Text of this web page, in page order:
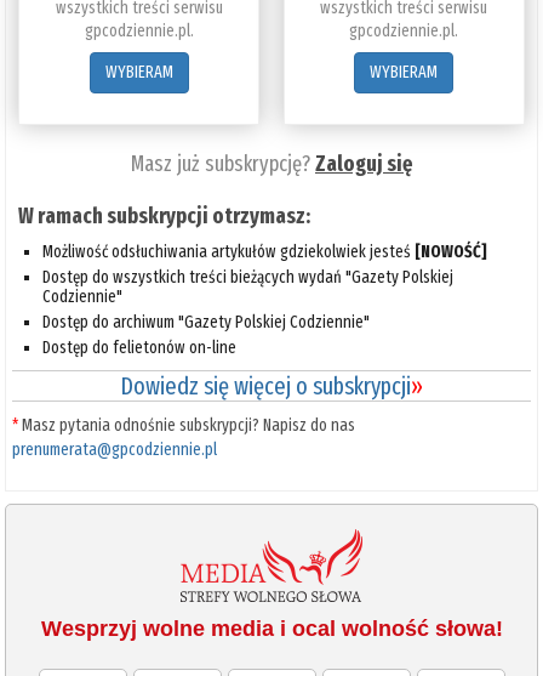
wszystkich treści serwisu
gpcodziennie.pl.
WYBIERAM
wszystkich treści serwisu
gpcodziennie.pl.
WYBIERAM
Masz już subskrypcję?Zaloguj się
W ramach subskrypcji otrzymasz:
Możliwość odsłuchiwania artykułów gdziekolwiek jesteś [NOWOŚĆ]
Dostęp do wszystkich treści bieżących wydań "Gazety Polskiej
Codziennie"
Dostęp do archiwum "Gazety Polskiej Codziennie"
Dostęp do felietonów on-line
Dowiedz się więcej o subskrypcji»
*Masz pytania odnośnie subskrypcji? Napisz do nas
prenumerata@gpcodziennie.pl
Wesprzyj wolne media i ocal wolność słowa!